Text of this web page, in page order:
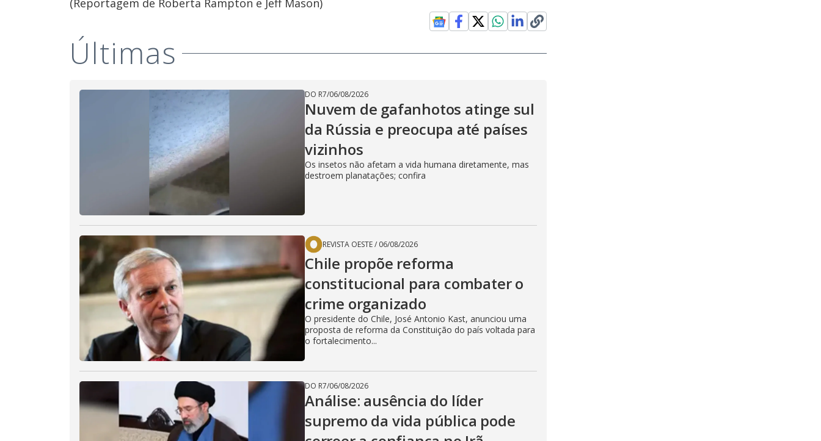
(Reportagem de Roberta Rampton e Jeff Mason)
Últimas
DO R7/06/08/2026
Nuvem de gafanhotos atinge sul
da Rússia e preocupa até países
vizinhos
Os insetos não afetam a vida humana diretamente, mas
destroem planatações; confira
REVISTA OESTE/ 06/08/2026
Chile propõe reforma
constitucional para combater o
crime organizado
O presidente do Chile, José Antonio Kast, anunciou uma
proposta de reforma da Constituição do país voltada para
o fortalecimento...
DO R7/06/08/2026
Análise: ausência do líder
supremo da vida pública pode